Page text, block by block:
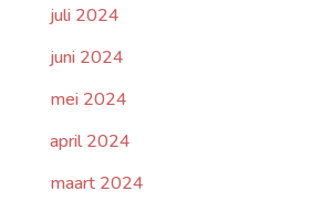
juli 2024
juni 2024
mei 2024
april 2024
maart 2024